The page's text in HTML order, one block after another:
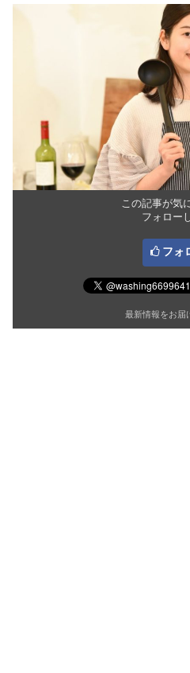
この記事が気
フォロー
フォ
最新情報をお届